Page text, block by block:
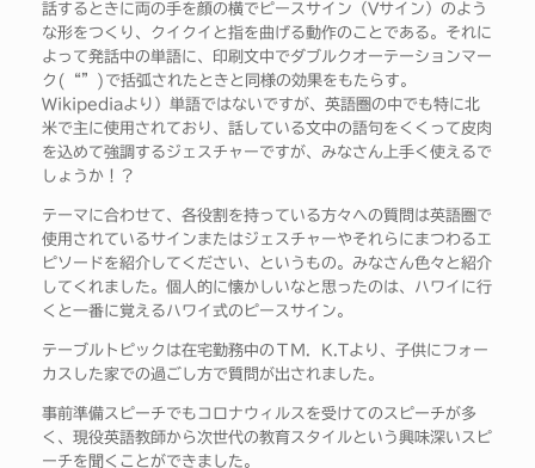
話するときに両の手を顔の横でピースサイン（Vサイン）のよう
な形をつくり、クイクイと指を曲げる動作のことである。それに
よって発話中の単語に、印刷文中でダブルクオーテーションマー
ク(“”)で括弧されたときと同様の効果をもたらす。
Wikipediaより）単語ではないですが、英語圏の中でも特に北
米で主に使用されており、話している文中の語句をくくって皮肉
を込めて強調するジェスチャーですが、みなさん上手く使えるで
しょうか！？
テーマに合わせて、各役割を持っている方々への質問は英語圏で
使用されているサインまたはジェスチャーやそれらにまつわるエ
ピソードを紹介してください、というもの。みなさん色々と紹介
してくれました。個人的に懐かしいなと思ったのは、ハワイに行
くと一番に覚えるハワイ式のピースサイン。
テーブルトピックは在宅勤務中のＴＭ．K.Tより、子供にフォー
カスした家での過ごし方で質問が出されました。
事前準備スピーチでもコロナウィルスを受けてのスピーチが多
く、現役英語教師から次世代の教育スタイルという興味深いスピ
ーチを聞くことができました。